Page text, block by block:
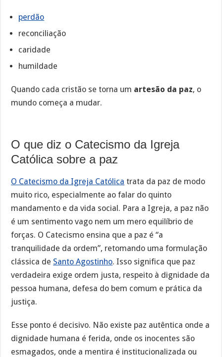
perdão
reconciliação
caridade
humildade
Quando cada cristão se torna um artesão da paz, o
mundo começa a mudar.
O que diz o Catecismo da Igreja
Católica sobre a paz
O Catecismo da Igreja Católica trata da paz de modo
muito rico, especialmente ao falar do quinto
mandamento e da vida social. Para a Igreja, a paz não
é um sentimento vago nem um mero equilíbrio de
forças. O Catecismo ensina que a paz é “a
tranquilidade da ordem”, retomando uma formulação
clássica de Santo Agostinho. Isso significa que paz
verdadeira exige ordem justa, respeito à dignidade da
pessoa humana, defesa do bem comum e prática da
justiça.
Esse ponto é decisivo. Não existe paz autêntica onde a
dignidade humana é ferida, onde os inocentes são
esmagados, onde a mentira é institucionalizada ou